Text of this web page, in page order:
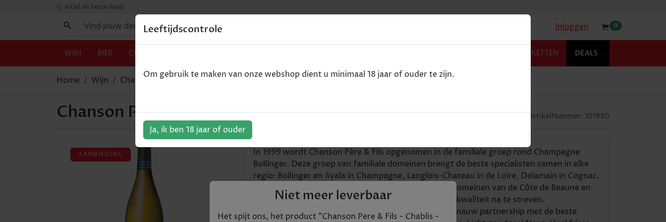
Altijd de beste deals
Inloggen 0
WIJN BIER CHAMPAGNE RELATIEPAKKETTEN DEALS .
Home Wijn Chanson Pere & Fils - Chablis - Chablis
Chanson Pere & Fils - Chablis - Chablis ArtikelNummer: 101980
AANBIEDING
In 1999 wordt Chanson Père & Fils opgenomen in de familiale groep rond Champagne
Bollinger. Deze groep van familiale domeinen brengt de beste specialisten samen in elke
regio: Bollinger en Ayala in Champagne, Langlois-Chateau in de Loire, Delamain in Cognac.
Een vernieuwd team, met veel ervaring op de grote domeinen van de Côte de Beaune en
de Côte de Nuits, stelt alles in het werk om een hoge kwaliteit na te streven.
Authenticiteit, het doen spreken van de terroirs, een nauw partnership met de beste
Niet meer leverbaar
Het spijt ons, het product "Chanson Pere & Fils - Chablis -
Leeftijdscontrole
Om gebruik te maken van onze webshop dient u minimaal 18 jaar of ouder te zijn.
Ja, ik ben 18 jaar of ouder